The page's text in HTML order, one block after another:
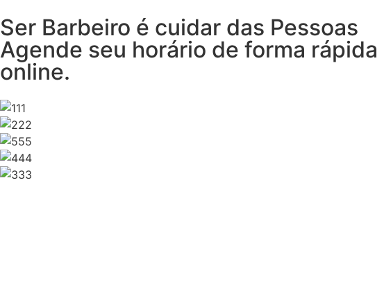
Ser Barbeiro é cuidar das Pessoas
Agende seu horário de forma
online.